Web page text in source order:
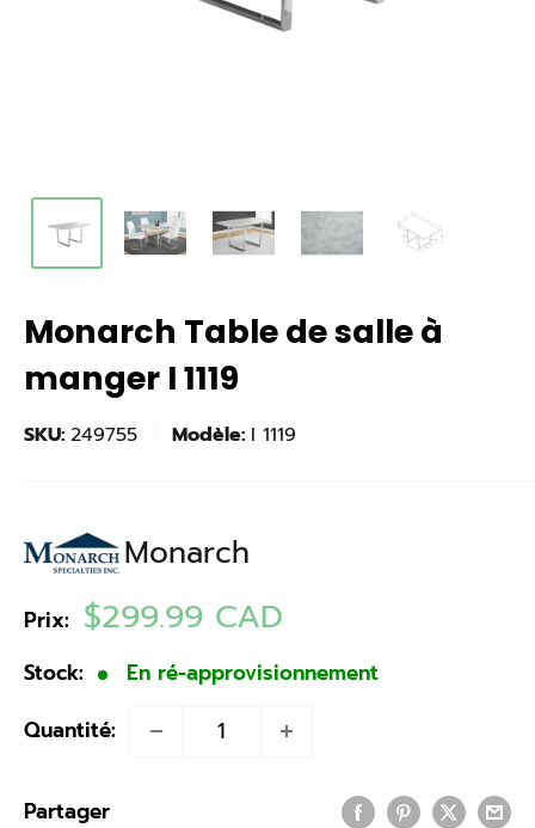
Monarch Table de salle à
manger I 1119
SKU: 249755 Modèle: I 1119
Monarch
Prix: Prix
$299.99 CAD
Stock:
En ré-approvisionnement
Quantité:
Partager